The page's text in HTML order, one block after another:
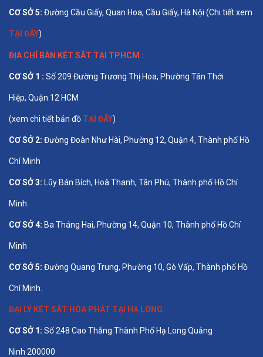
CƠ SỞ 5: Đường Cầu Giấy, Quan Hoa, Cầu Giấy, Hà Nội (Chi tiết xem
TẠI ĐÂY)
ĐỊA CHỈ BÁN KÉT SẮT TẠI TPHCM :
CƠ SỞ 1 : Số 209 Đường Trương Thị Hoa, Phường Tân Thới
Hiệp, Quận 12 HCM
(xem chi tiết bản đồ TẠI ĐÂY)
CƠ SỞ 2: Đường Đoàn Như Hài, Phường 12, Quận 4, Thành phố Hồ
Chí Minh
CƠ SỞ 3: Lũy Bán Bích, Hoà Thanh, Tân Phú, Thành phố Hồ Chí
Minh
CƠ SỞ 4: Ba Tháng Hai, Phường 14, Quận 10, Thành phố Hồ Chí
Minh
CƠ SỞ 5: Đường Quang Trung, Phường 10, Gò Vấp, Thành phố Hồ
Chí Minh.
ĐẠI LÝ KÉT SẮT HÒA PHÁT TẠI HẠ LONG
CƠ SỞ 1: Số 248 Cao Thắng Thành Phố Hạ Long Quảng
Ninh 200000